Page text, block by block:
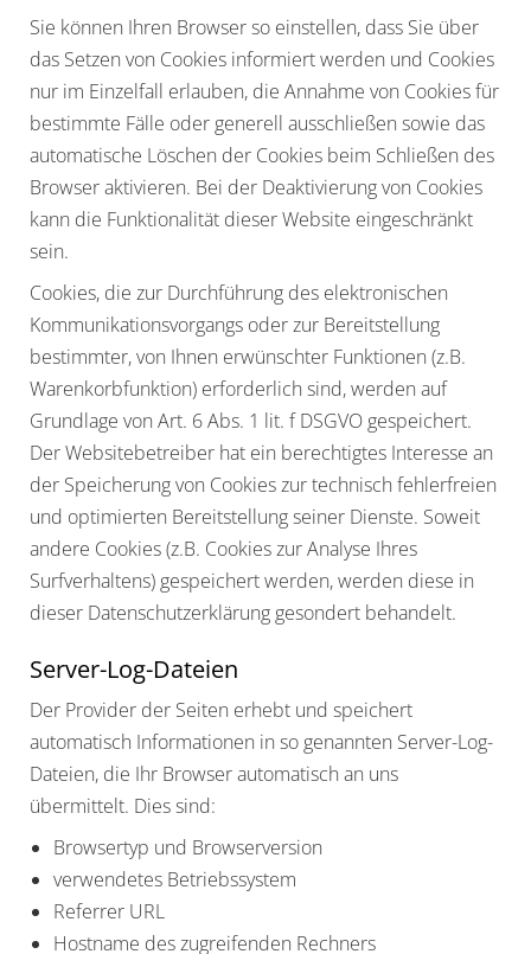
Sie können Ihren Browser so einstellen, dass Sie über
das Setzen von Cookies informiert werden und Cookies
nur im Einzelfall erlauben, die Annahme von Cookies für
bestimmte Fälle oder generell ausschließen sowie das
automatische Löschen der Cookies beim Schließen des
Browser aktivieren. Bei der Deaktivierung von Cookies
kann die Funktionalität dieser Website eingeschränkt
sein.
Cookies, die zur Durchführung des elektronischen
Kommunikationsvorgangs oder zur Bereitstellung
bestimmter, von Ihnen erwünschter Funktionen (z.B.
Warenkorbfunktion) erforderlich sind, werden auf
Grundlage von Art. 6 Abs. 1 lit. f DSGVO gespeichert.
Der Websitebetreiber hat ein berechtigtes Interesse an
der Speicherung von Cookies zur technisch fehlerfreien
und optimierten Bereitstellung seiner Dienste. Soweit
andere Cookies (z.B. Cookies zur Analyse Ihres
Surfverhaltens) gespeichert werden, werden diese in
dieser Datenschutzerklärung gesondert behandelt.
Server-Log-Dateien
Der Provider der Seiten erhebt und speichert
automatisch Informationen in so genannten Server-Log-
Dateien, die Ihr Browser automatisch an uns
übermittelt. Dies sind:
Browsertyp und Browserversion
verwendetes Betriebssystem
Referrer URL
Hostname des zugreifenden Rechners